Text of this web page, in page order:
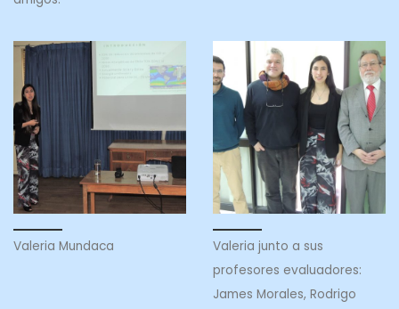
Valeria Mundaca
Valeria junto a sus
profesores evaluadores:
James Morales, Rodrigo